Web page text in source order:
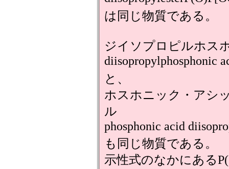
は同じ物質である。
ジイソプロピルホス
diisopropylphosphonic
と、
ホスホニック・アシ
ル
phosphonic acid
も同じ物質である。
示性式のなかにある